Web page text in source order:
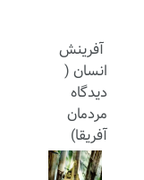
آفرینش
انسان (
دیدگاه
مردمان
آفریقا)